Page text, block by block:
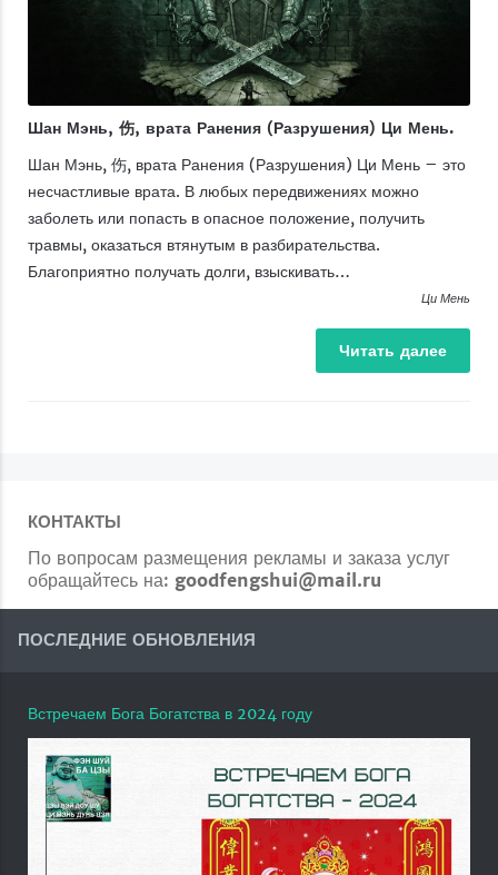
Шан Мэнь, 伤, врата Ранения (Разрушения) Ци Мень.
Шан Мэнь, 伤, врата Ранения (Разрушения) Ци Мень – это
несчастливые врата. В любых передвижениях можно
заболеть или попасть в опасное положение, получить
травмы, оказаться втянутым в разбирательства.
Благоприятно получать долги, взыскивать…
Ци Мень
Читать далее
КОНТАКТЫ
По вопросам размещения рекламы и заказа услуг
обращайтесь на: goodfengshui@mail.ru
ПОСЛЕДНИЕ ОБНОВЛЕНИЯ
Встречаем Бога Богатства в 2024 году